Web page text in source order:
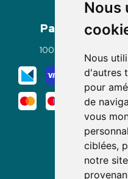
Nous
Nous
d'autres
pour
de
vous
ciblées,
notre
Paiement
100% sécurisé